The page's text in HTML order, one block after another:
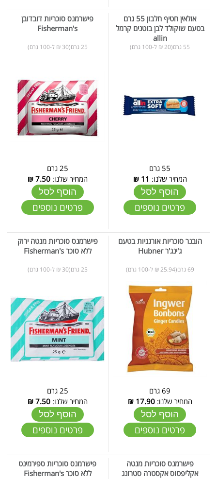
אולאין חטיף חלבון 55 גרם
בטעם שוקולד לבן בוטנים קרמל
allin
55 גרם(20 ₪ ל-100 גרם)
55 גרם
המחיר שלנו: 11
₪
הוסף לסל
פרטים נוספים
פישרמנס סוכריות דובדובן
Fisherman's
25 גרם(30 ₪ ל-100 גרם)
25 גרם
המחיר שלנו:7.50
₪
הוסף לסל
פרטים נוספים
הובנר סוכריות אורגניות בטעם
ג'ינג'ר Hubner
69 גרם(25.94 ₪ ל-100 גרם)
69 גרם
המחיר שלנו:17.90
₪
הוסף לסל
פרטים נוספים
פישרמנס סוכריות מנטה ירוק
ללא סוכר Fisherman's
25 גרם(30 ₪ ל-100 גרם)
25 גרם
המחיר שלנו:7.50
₪
הוסף לסל
פרטים נוספים
פישרמנס סוכריות מנטה
אקליפטוס אקסטרה סטרונג
פישרמנס סוכריות ספירמינט
ללא סוכר Fisherman's